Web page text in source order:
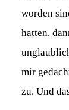
worden
hatten,
mir
zu. Und